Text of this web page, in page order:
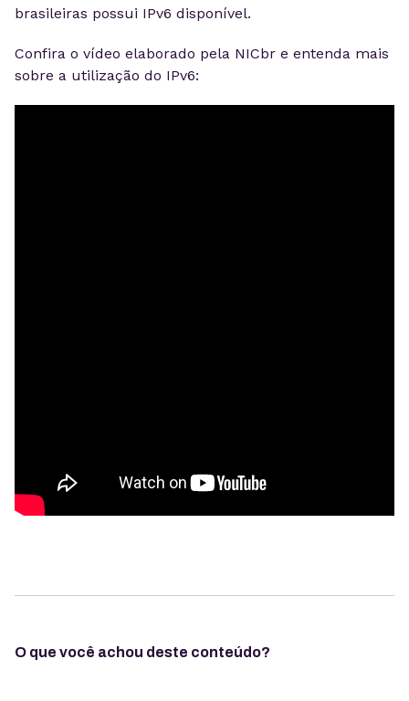
brasileiras possui IPv6 disponível.
Confira o vídeo elaborado pela NICbr e entenda mais
sobre a utilização do IPv6:
O que você achou deste conteúdo?